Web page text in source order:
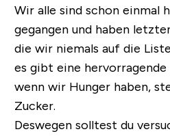
Wir alle sind schon einmal
gegangen und haben
die wir niemals auf die
es gibt eine hervorragende
wenn wir Hunger haben,
Zucker.
Deswegen solltest du